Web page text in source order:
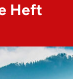
Heft